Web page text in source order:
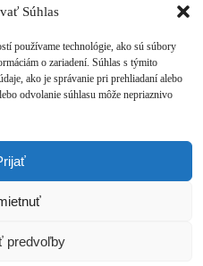
Súhlas
používame technológie, ako sú súbory
o zariadení. Súhlas s týmito
ako je správanie pri prehliadaní alebo
odvolanie súhlasu môže nepriaznivo
predvoľby
infraštruktúry a
a hospodárstvo